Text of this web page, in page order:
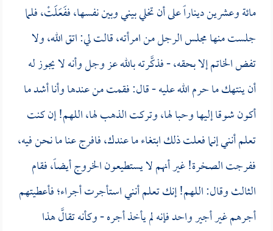
مائة وعشرين ديناراً على أن تخلي بيني وبين نفسها، ففَعَلَتْ، فلما
جلست منها مجلس الرجل من امرأته، قالت لي: اتق الله، ولا
تفض الخاتم إلا بحقه، - فذكَّرته بالله عز وجل وأنه لا يجوز له
أن ينتهك ما حرم الله عليه - قال: فقمت من عندها وأنا أشد ما
أكون شوقا إليها وحبا لها، وتركت الذهب لها، اللهم! إن كنت
تعلم أنني إنما فعلت ذلك ابتغاء ما عندك، فافرج عنا ما نحن فيه،
ففرجت الصخرة! غير أنهم لا يستطيعون الخروج أيضاً، فقام
الثالث وقال: اللهم! إنك تعلم أنني استأجرت أجراء؛ فأعطيتهم
أجرهم غير أجير واحد فإنه لم يأخذ أجره - وكأنه تقالَّ هذا